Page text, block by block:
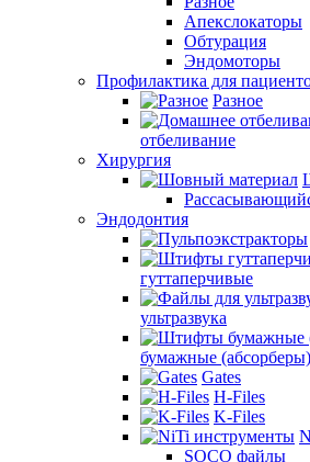
Апекслокаторы
Обтурация
Эндомоторы
Профилактика для
Разное
отбеливание
Хирургия
Эндодонтия
гуттаперчивые
ультразвука
бумажные (абсорберы)
Gates
H-Files
K-Files
SOCO файлы